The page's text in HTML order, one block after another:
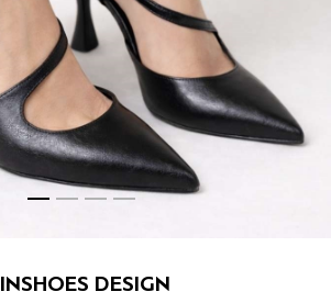
INSHOES DESIGN